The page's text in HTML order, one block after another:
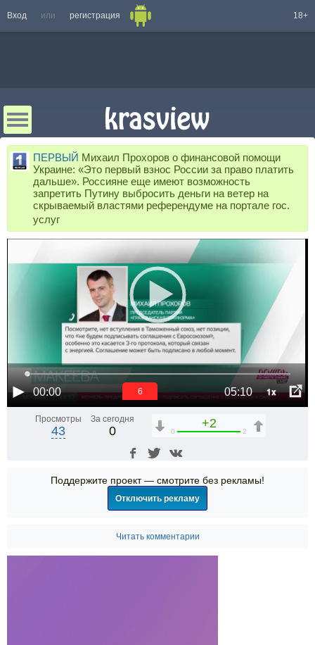
Вход или регистрация 18+
ПЕРВЫЙ Михаил Прохоров о финансовой помощи
Украине: «Это первый взнос России за право платить
дальше». Россияне еще имеют возможность
запретить Путину выбросить деньги на ветер на
скрываемый властями референдуме на портале гос.
услуг
00:00 05:10 1x
6
Просмотры
43
За сегодня
0
+2
0 2
Поддержите проект — смотрите без рекламы!
Отключить рекламу
Читать комментарии